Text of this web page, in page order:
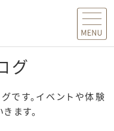
MENU
グ
です。イベントや体験
ます。